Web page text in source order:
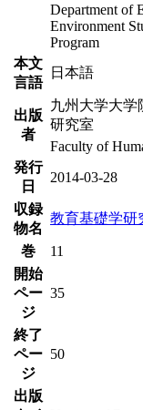
Department of
Environment
Program
本文
言語
日本語
出版
者
九州大学大学
研究室
Faculty of
発行
日
2014-03-28
収録
物名
教育基礎学研
巻
11
開始
ペー
ジ
35
終了
ペー
ジ
50
出版